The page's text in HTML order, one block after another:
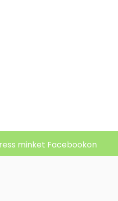
minket Facebookon